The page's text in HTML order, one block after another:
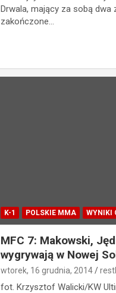
Drwala, mający za sobą dwa
zakończone…
K-1 POLSKIE MMA WYNIKI
MFC 7: Makowski,
wygrywają w Nowej
wtorek, 16 grudnia, 2014
fot. Krzysztof Walicki/KW